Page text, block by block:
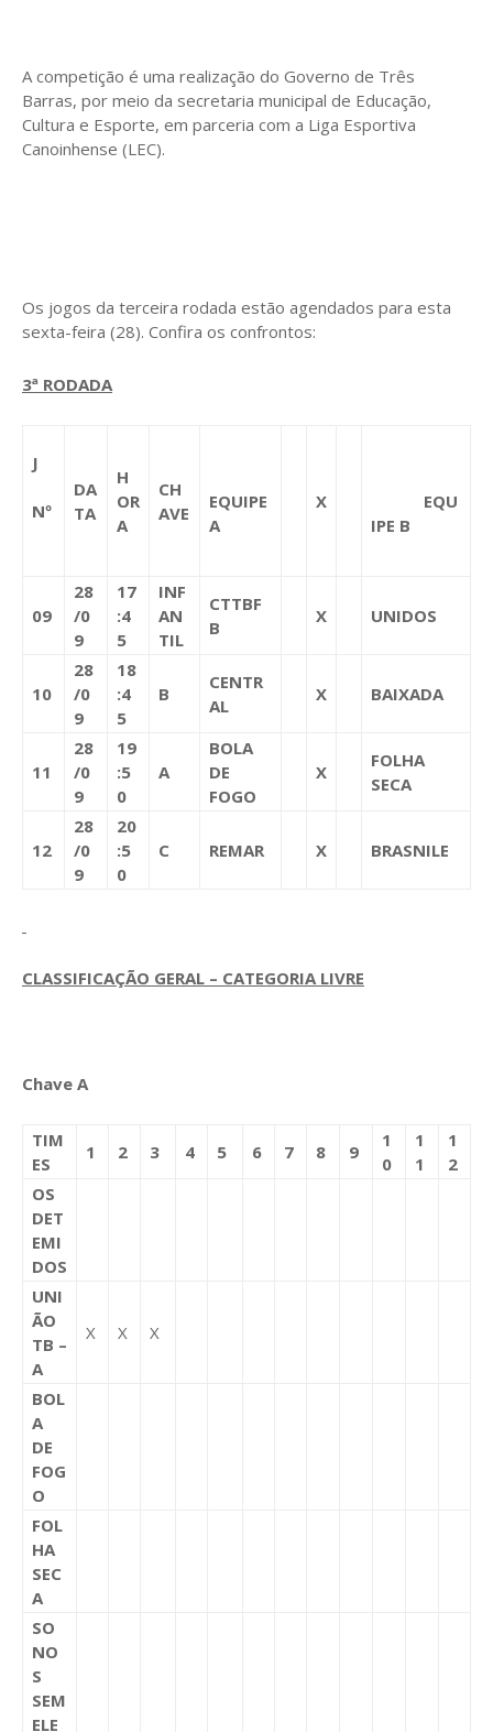
A competição é uma realização do Governo de Três
Barras, por meio da secretaria municipal de Educação,
Cultura e Esporte, em parceria com a Liga Esportiva
Canoinhense (LEC).
Os jogos da terceira rodada estão agendados para esta
sexta-feira (28). Confira os confrontos:
3ª RODADA
J
Nº
DA
TA
H
OR
A
CH
AVE
EQUIPE
A
X
EQU
IPE B
09
28
/0
9
17
:4
5
INF
AN
TIL
CTTBF
B
X UNIDOS
10
28
/0
9
18
:4
5
B
CENTR
AL
X BAIXADA
11
28
/0
9
19
:5
0
A
BOLA
DE
FOGO
X
FOLHA
SECA
12
28
/0
9
20
:5
0
C REMAR X BRASNILE
CLASSIFICAÇÃO GERAL – CATEGORIA LIVRE
Chave A
TIM
ES
1 2 3 4 5 6 7 8 9
1
0
1
1
1
2
OS
DET
EMI
DOS
UNI
ÃO
TB –
A
X X X
BOL
A
DE
FOG
O
FOL
HA
SEC
A
SO
NO
S
SEM
ELE